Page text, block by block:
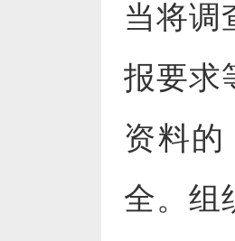
当将调
报要求
资料
全。组